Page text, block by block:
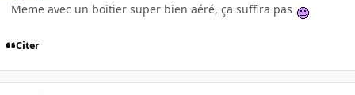
Meme avec un boitier super bien aéré, ça suffira pas
Citer